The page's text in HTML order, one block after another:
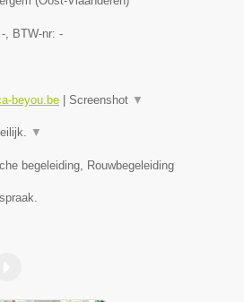
-, BTW-nr: -
beyou.be Screenshot ▼
▼
begeleiding, Rouwbegeleiding